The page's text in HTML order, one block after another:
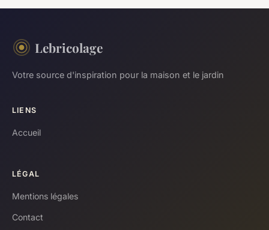
Lebricolage
Votre source d'inspiration pour la maison et le jardin
LIENS
Accueil
LÉGAL
Mentions légales
Contact